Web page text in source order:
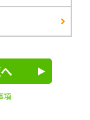
項